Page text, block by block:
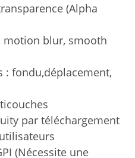
(Alpha
motion blur, smooth
: fondu,déplacement,
par téléchargement
(Nécessite une